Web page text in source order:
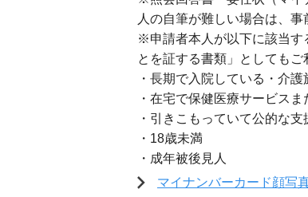
人の自筆が難しい場合は、
※申請者本人が以下に該当す
とを証する書類」としてもご
・長期で入院している・介
・在宅で保健医療サービス
・引きこもっていて公的な
・18歳未満
・成年被後見人
マイナンバーカード顔写